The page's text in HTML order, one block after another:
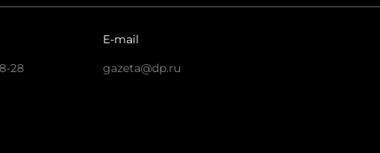
28
E-mail
gazeta@dp.ru